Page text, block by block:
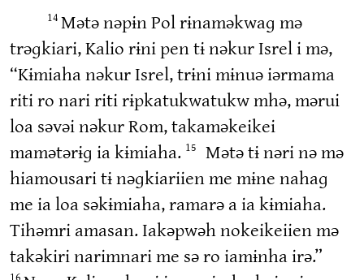
14 Mətə nəpɨn Pol rɨnaməkwaɡ mə
trəɡkiari, Kalio rɨni pen tɨ nəkur Isrel i mə,
“Kɨmiaha nəkur Isrel, trɨni mɨnuə iərmama
riti ro nari riti rɨpkatukwatukw mhə, mərui
loa səvəi nəkur Rom, takaməkeikei
mamətərɨɡ ia kɨmiaha. 15
Mətə tɨ nəri nə mə
hiamousari tɨ nəɡkiariien me mɨne nahaɡ
me ia loa səkɨmiaha, ramarə a ia kɨmiaha.
Tihəmri amasan. Iakəpwəh nokeikeiien mə
takəkiri narimnari me sə ro iamɨnha irə.”
16